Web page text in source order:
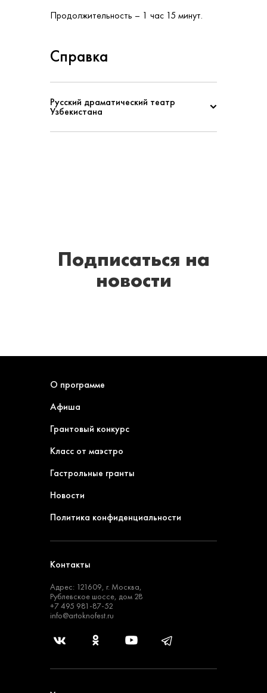
Продолжительность – 1 час 15 минут.
Справка
Русский драматический театр
Узбекистана
Подписаться на
новости
О программе
Афиша
Грантовый конкурс
Класс от маэстро
Гастрольные гранты
Новости
Политика конфиденциальности
Контакты
Адрес: 121609, г. Москва,
Рублевское шоссе, дом 28
+7 495 981-87-52
info@artoknofest.ru